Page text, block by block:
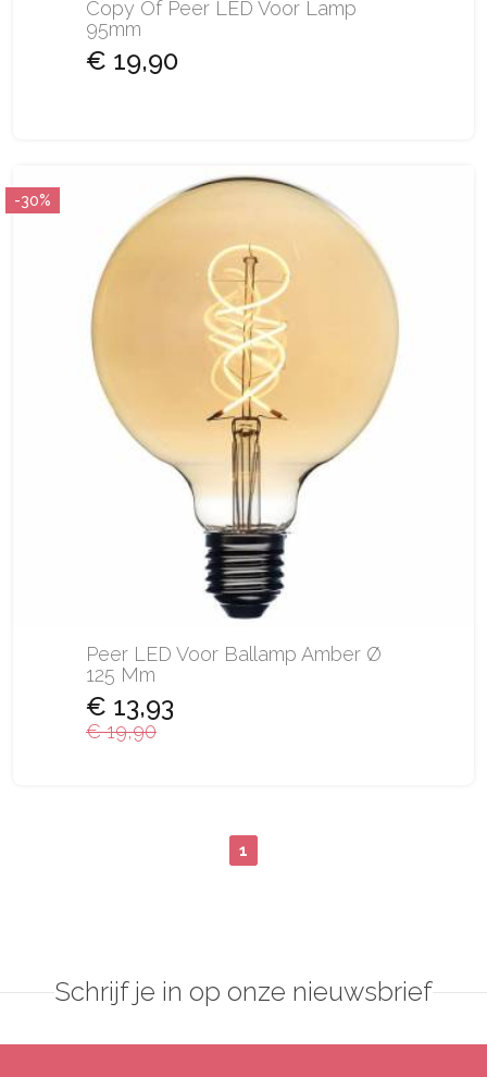
Copy Of Peer LED Voor Lamp
95mm
€ 19,90
-30%
Peer LED Voor Ballamp Amber Ø
125 Mm
€ 13,93
€ 19,90
1
Schrijf je in op onze nieuwsbrief